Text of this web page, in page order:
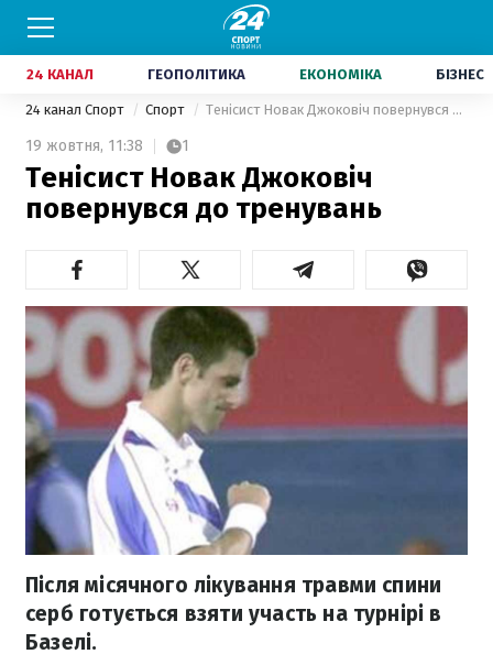
24 КАНАЛ ГЕОПОЛІТИКА ЕКОНОМІКА БІЗНЕС
24 канал Спорт Спорт Тенісист Новак Джоковіч повернувся до тренувань
19 жовтня, 11:38 1
Тенісист Новак Джоковіч
повернувся до тренувань
Після місячного лікування травми спини
серб готується взяти участь на турнірі в
Базелі.